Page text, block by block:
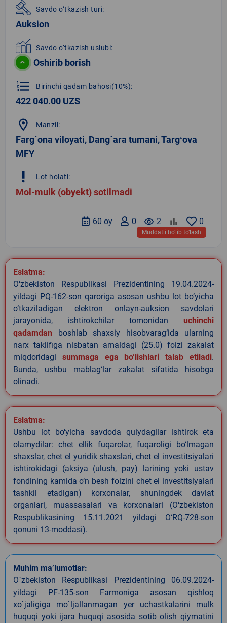
Savdo o‘tkazish turi:
Auksion
Savdo o‘tkazish uslubi:
Oshirib borish
format_list_numbered Birinchi qadam bahosi(10%):
422 040.00 UZS
location_on Manzil:
Farg`ona viloyati, Dang`ara tumani, Targʻova
MFY
priority_high Lot holati:
Mol-mulk (obyekt) sotilmadi
0
remove_red_eye 2
0
60 oy
Muddatli bo‘lib to‘lash
Eslatma:
O‘zbekiston Respublikasi Prezidentining 19.04.2024-
yildagi PQ-162-son qaroriga asosan ushbu lot bo‘yicha
o‘tkaziladigan elektron onlayn-auksion savdolari
jarayonida, ishtirokchilar tomonidan uchinchi
qadamdan boshlab shaxsiy hisobvarag‘ida ularning
narx taklifiga nisbatan amaldagi (25.0) foizi zakalat
miqdoridagi summaga ega bo‘lishlari talab etiladi.
Bunda, ushbu mablag‘lar zakalat sifatida hisobga
olinadi.
Eslatma:
Ushbu lot bo‘yicha savdoda quiydagilar ishtirok eta
olamydilar: chet ellik fuqarolar, fuqaroligi bo‘lmagan
shaxslar, chet el yuridik shaxslari, chet el investitsiyalari
ishtirokidagi (aksiya (ulush, pay) larining yoki ustav
fondining kamida o‘n besh foizini chet el investitsiyalari
tashkil etadigan) korxonalar, shuningdek davlat
organlari, muassasalari va korxonalari (O‘zbekiston
Respublikasining 15.11.2021 yildagi O‘RQ-728-son
qonuni 13-moddasi).
Muhim ma’lumotlar:
O`zbekiston Respublikasi Prezidentining 06.09.2024-
yildagi PF-135-son Farmoniga asosan qishloq
xo`jaligiga mo`ljallanmagan yer uchastkalarini mulk
huquqi yoki ijara huquqi asosida sotib olish qiymatini